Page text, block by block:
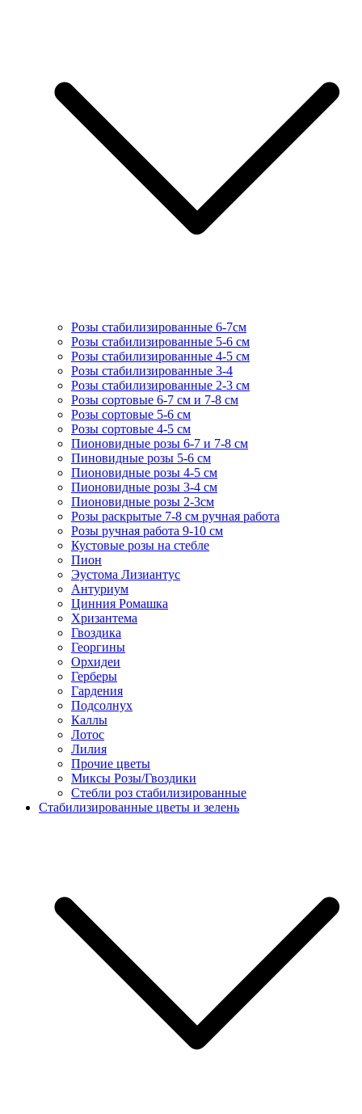
Розы стабилизированные 6-7см
Розы стабилизированные 5-6 см
Розы стабилизированные 4-5 см
Розы стабилизированные 3-4
Розы стабилизированные 2-3 см
Розы сортовые 6-7 см и 7-8 см
Розы сортовые 5-6 см
Розы сортовые 4-5 см
Пионовидные розы 6-7 и 7-8 см
Пиновидные розы 5-6 см
Пионовидные розы 4-5 см
Пионовидные розы 3-4 см
Пионовидные розы 2-3см
Розы раскрытые 7-8 см ручная работа
Розы ручная работа 9-10 см
Кустовые розы на стебле
Пион
Эустома Лизиантус
Антуриум
Цинния Ромашка
Хризантема
Гвоздика
Георгины
Орхидеи
Герберы
Гардения
Подсолнух
Каллы
Лотос
Лилия
Прочие цветы
Миксы Розы/Гвоздики
Стебли роз стабилизированные
Стабилизированные цветы и зелень